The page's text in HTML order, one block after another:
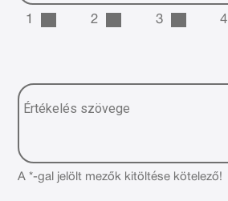
1 2 3 4
A *-gal jelölt mezők kitöltése kötelező!